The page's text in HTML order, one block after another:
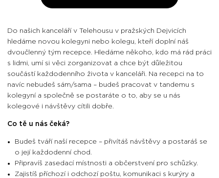
Do našich kanceláří v Telehousu v pražských Dejvicích
hledáme novou kolegyni nebo kolegu, kteří doplní náš
dvoučlenný tým recepce. Hledáme někoho, kdo má rád práci
s lidmi, umí si věci zorganizovat a chce být důležitou
součástí každodenního života v kanceláři. Na recepci na to
navíc nebudeš sám/sama – budeš pracovat v tandemu s
kolegyní a společně se postaráte o to, aby se u nás
kolegové i návštěvy cítili dobře.
Co tě u nás čeká?
Budeš tváří naší recepce – přivítáš návštěvy a postaráš se
o její každodenní chod.
Připravíš zasedací místnosti a občerstvení pro schůzky.
Zajistíš příchozí i odchozí poštu, komunikaci s kurýry a